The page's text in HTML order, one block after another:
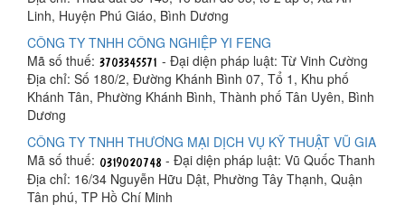
Linh, Huyện Phú Giáo, Bình Dương
CÔNG TY TNHH CÔNG NGHIỆP YI FENG
Mã số thuế:
- Đại diện pháp luật: Từ Vinh Cường
Địa chỉ: Số 180/2, Đường Khánh Bình 07, Tổ 1, Khu phố
Khánh Tân, Phường Khánh Bình, Thành phố Tân Uyên, Bình
Dương
CÔNG TY TNHH THƯƠNG MẠI DỊCH VỤ KỸ THUẬT VŨ GIA
Mã số thuế:
- Đại diện pháp luật: Vũ Quốc Thanh
Địa chỉ: 16/34 Nguyễn Hữu Dật, Phường Tây Thạnh, Quận
Tân phú, TP Hồ Chí Minh